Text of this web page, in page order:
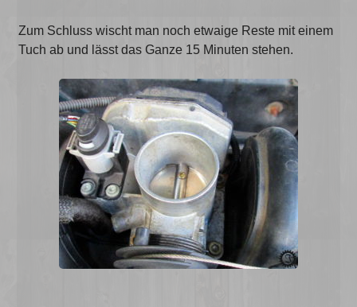
Zum Schluss wischt man noch etwaige Reste mit einem
Tuch ab und lässt das Ganze 15 Minuten stehen.